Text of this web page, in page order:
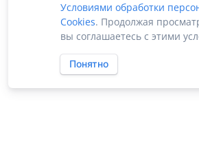
Условиями обработки
Cookies. Продолжая
вы соглашаетесь с этими
Понятно